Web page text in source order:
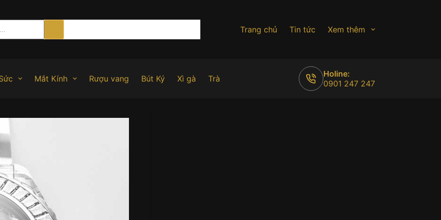
Trang chủ Tin tức Xem thêm
Mắt Kính Rượu vang Bút Ký Xì gà Trà
Holine:
0901 247 247